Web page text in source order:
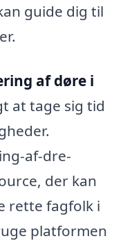
guide dig til
af døre i
at tage sig tid
af-dre-
der kan
rette fagfolk i
platformen